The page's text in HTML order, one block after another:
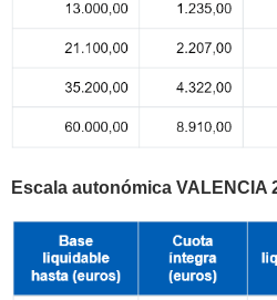
Escala autonómica VALENCIA